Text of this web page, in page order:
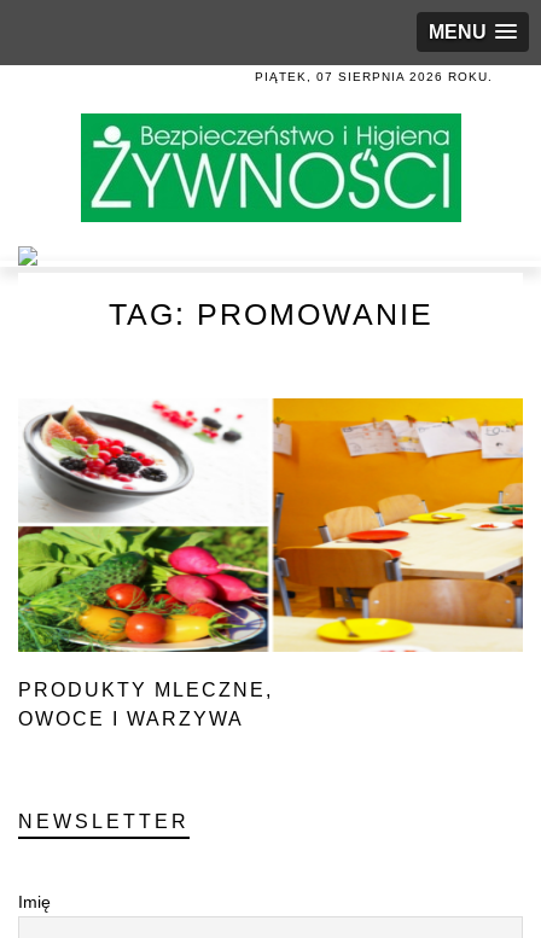
MENU
PIĄTEK, 07 SIERPNIA 2026 ROKU.
TAG: PROMOWANIE
PRODUKTY MLECZNE,
OWOCE I WARZYWA
NEWSLETTER
Imię